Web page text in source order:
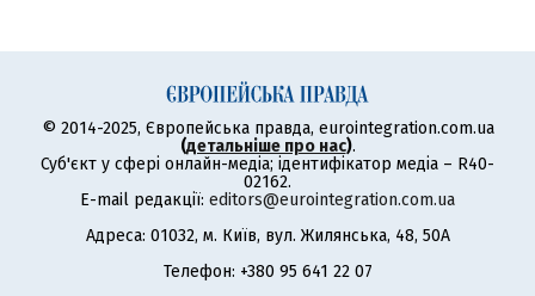
© 2014-2025, Європейська правда, eurointegration.com.ua
(детальніше про нас).
Суб'єкт у сфері онлайн-медіа; ідентифікатор медіа – R40-
02162.
E-mail редакції: editors@eurointegration.com.ua
Адреса: 01032, м. Київ, вул. Жилянська, 48, 50А
Телефон: +380 95 641 22 07